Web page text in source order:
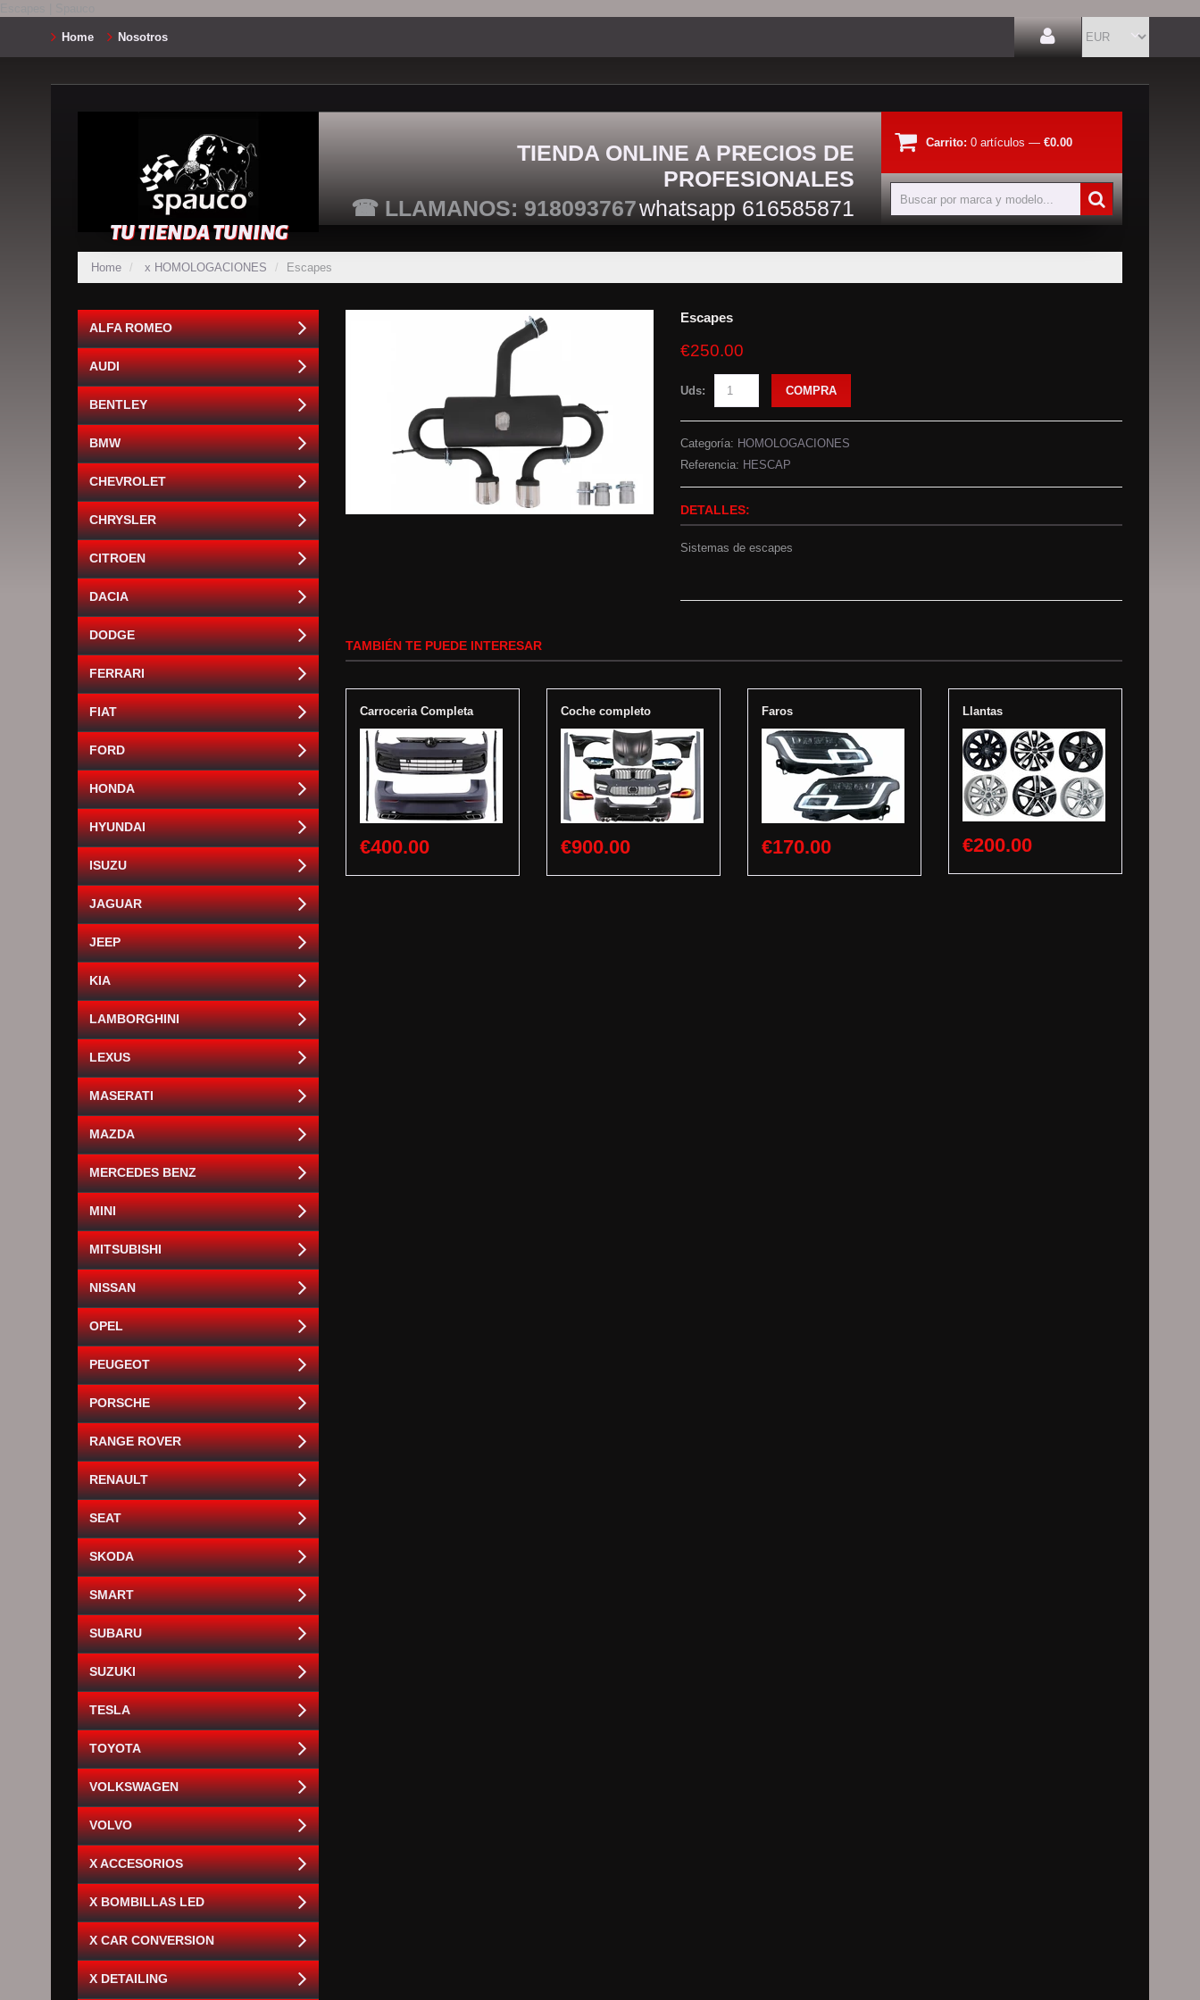
Home Nosotros
TU TIENDA TUNING
TIENDA ONLINE A PRECIOS DE
PROFESIONALES
☎ LLAMANOS: 918093767whatsapp 616585871
Carrito: 0 artículos — €0.00
Home x HOMOLOGACIONES Escapes
Escapes
€250.00
Uds: COMPRA
Categoría: HOMOLOGACIONES
Referencia: HESCAP
DETALLES:
Sistemas de escapes
TAMBIÉN TE PUEDE INTERESAR
Carroceria Completa
€400.00
Coche completo
€900.00
Faros
€170.00
Llantas
€200.00
ALFA ROMEO
AUDI
BENTLEY
BMW
CHEVROLET
CHRYSLER
CITROEN
DACIA
DODGE
FERRARI
FIAT
FORD
HONDA
HYUNDAI
ISUZU
JAGUAR
JEEP
KIA
LAMBORGHINI
LEXUS
MASERATI
MAZDA
MERCEDES BENZ
MINI
MITSUBISHI
NISSAN
OPEL
PEUGEOT
PORSCHE
RANGE ROVER
RENAULT
SEAT
SKODA
SMART
SUBARU
SUZUKI
TESLA
TOYOTA
VOLKSWAGEN
VOLVO
X ACCESORIOS
X BOMBILLAS LED
X CAR CONVERSION
X DETAILING